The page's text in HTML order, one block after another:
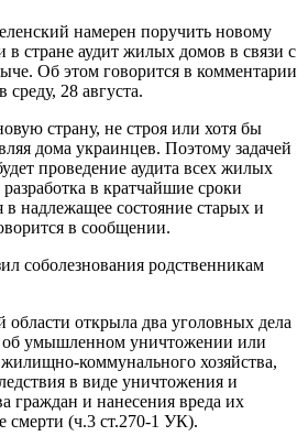
намерен поручить новому
в стране аудит жилых домов в связи с
Об этом говорится в комментарии
среду, 28 августа.
страну, не строя или хотя бы
дома украинцев. Поэтому задачей
проведение аудита всех жилых
в кратчайшие сроки
надлежащее состояние старых и
в сообщении.
соболезнования родственникам
области открыла два уголовных дела
об умышленном уничтожении или
коммунального хозяйства,
в виде уничтожения и
граждан и нанесения вреда их
смерти (ч.3 ст.270-1 УК).